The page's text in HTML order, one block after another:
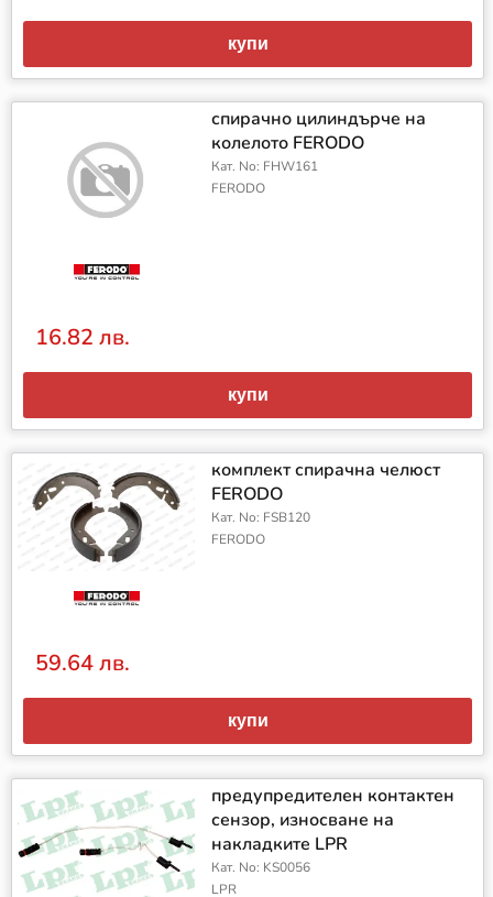
купи
спирачно цилиндърче на
колелото FERODO
Кат. No: FHW161
FERODO
16.82 лв.
купи
комплект спирачна челюст
FERODO
Кат. No: FSB120
FERODO
59.64 лв.
купи
предупредителен контактен
сензор, износване на
накладките LPR
Кат. No: KS0056
LPR